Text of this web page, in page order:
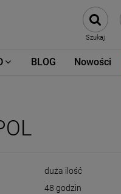
Szukaj
BLOG Nowości
duża ilość
48 godzin